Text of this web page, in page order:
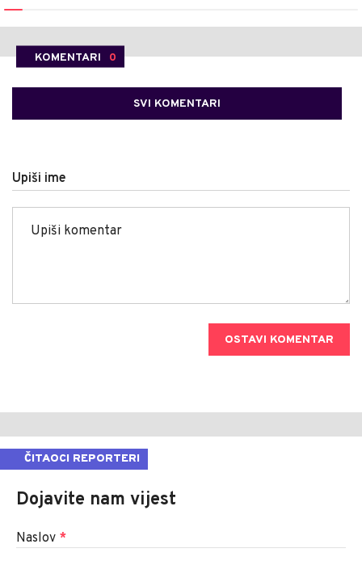
KOMENTARI 0
SVI KOMENTARI
Upiši ime
OSTAVI KOMENTAR
ČITAOCI REPORTERI
Dojavite nam vijest
Naslov *